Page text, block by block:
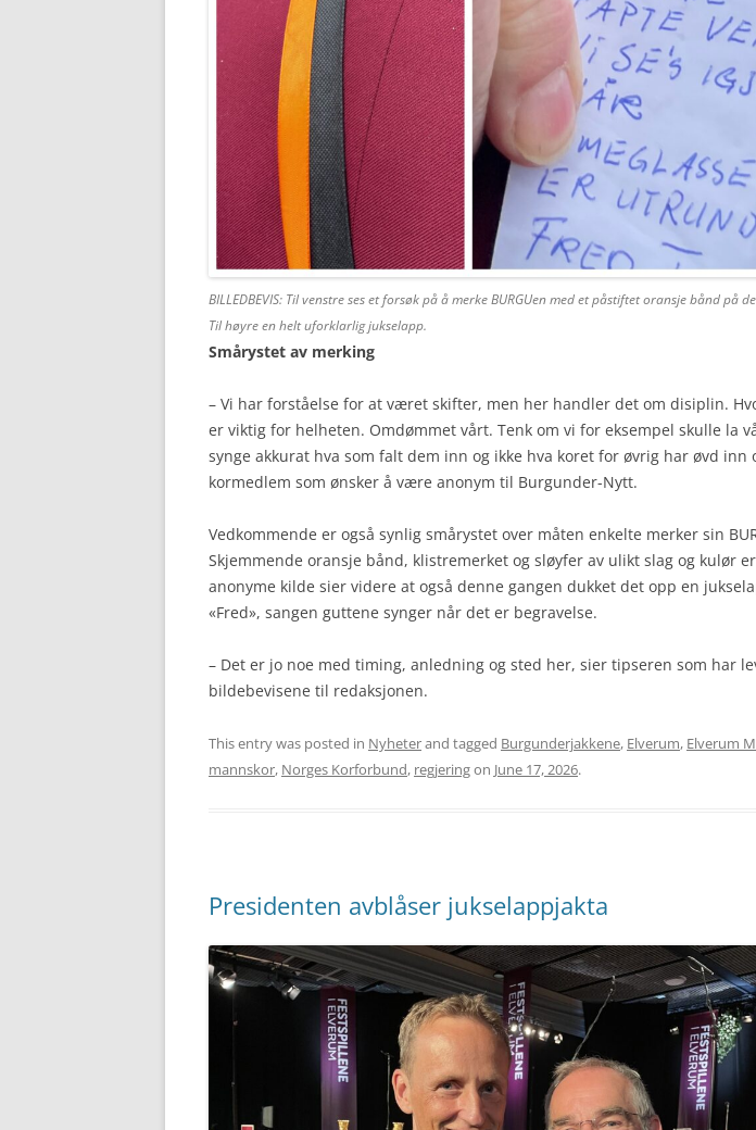
BILLEDBEVIS: Til venstre ses et forsøk på å merke BURGUen med et påstiftet oransje bånd på
Til høyre en helt uforklarlig jukselapp.
Smårystet av merking
– Vi har forståelse for at været skifter, men her handler det om disiplin.
er viktig for helheten. Omdømmet vårt. Tenk om vi for eksempel skulle la
synge akkurat hva som falt dem inn og ikke hva koret for øvrig har øvd inn
kormedlem som ønsker å være anonym til Burgunder-Nytt.
Vedkommende er også synlig smårystet over måten enkelte merker sin
Skjemmende oransje bånd, klistremerket og sløyfer av ulikt slag og kulør
anonyme kilde sier videre at også denne gangen dukket det opp en
«Fred», sangen guttene synger når det er begravelse.
– Det er jo noe med timing, anledning og sted her, sier tipseren som har
bildebevisene til redaksjonen.
This entry was posted in Nyheterand tagged Burgunderjakkene, Elverum, Elverum
mannskor, Norges Korforbund, regjeringon June 17, 2026.
Presidenten avblåser jukselappjakta